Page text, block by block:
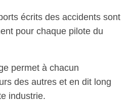
écrits des accidents sont
pour chaque pilote du
permet à chacun
des autres et en dit long
industrie.